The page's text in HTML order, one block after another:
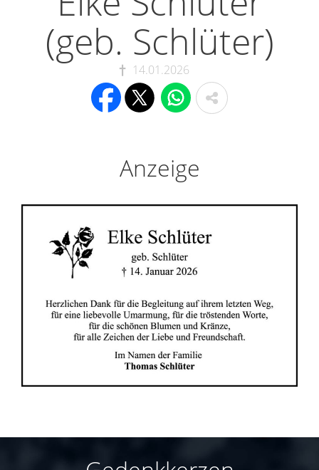
(geb. Schlüter)
14.01.2026
Anzeige